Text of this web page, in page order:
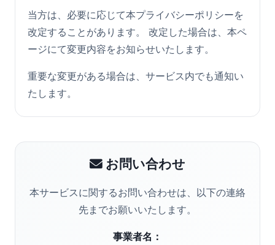
当方は、必要に応じて本プライバシーポリシーを
改定することがあります。 改定した場合は、本ペ
ージにて変更内容をお知らせいたします。
重要な変更がある場合は、サービス内でも通知い
たします。
お問い合わせ
本サービスに関するお問い合わせは、以下の連絡
先までお願いいたします。
事業者名：